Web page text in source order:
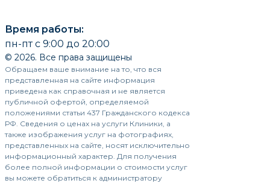
Время работы:
пн-пт с 9:00 до 20:00
© 2026. Все права защищены
Обращаем ваше внимание на то, что вся
представленная на сайте информация
приведена как справочная и не является
публичной офертой, определяемой
положениями статьи 437 Гражданского кодекса
РФ. Сведения о ценах на услуги Клиники, а
также изображения услуг на фотографиях,
представленных на сайте, носят исключительно
информационный характер. Для получения
более полной информации о стоимости услуг
вы можете обратиться к администратору